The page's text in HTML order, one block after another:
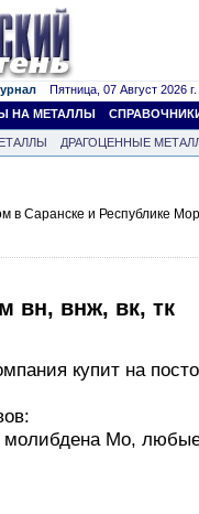
Пятница, 07 Август 2026 г.
НА МЕТАЛЛЫ
ДРАГОЦЕННЫЕ
в Саранске и Республике
вн, внж, вк, тк
купит на
Mo,